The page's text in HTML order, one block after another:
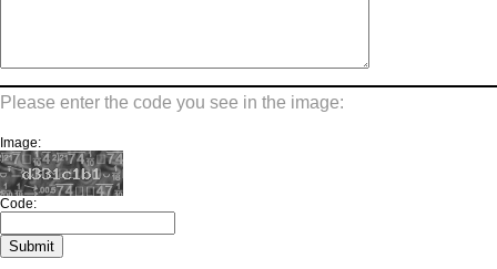
Please enter the code you see in the image:
Image:
Code: